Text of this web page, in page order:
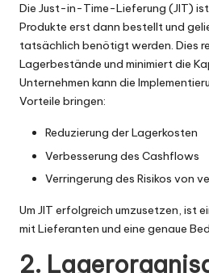
Die Just-in-Time-Lieferung (JIT)
Produkte erst dann bestellt und
tatsächlich benötigt werden. Dies
Lagerbestände und minimiert die
Unternehmen kann die
Vorteile bringen:
Reduzierung der Lagerkosten
Verbesserung des Cashflows
Verringerung des Risikos von
Um JIT erfolgreich umzusetzen, ist
mit Lieferanten und eine genaue
2.